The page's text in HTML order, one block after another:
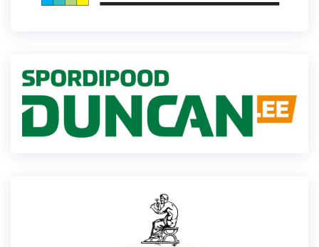
Tulemused
Dokumendid